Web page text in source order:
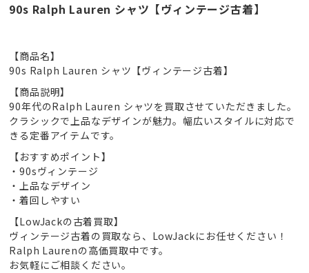
90s Ralph Lauren シャツ【ヴィンテージ古着】
【商品名】
90s Ralph Lauren シャツ【ヴィンテージ古着】
【商品説明】
90年代のRalph Lauren シャツを買取させていただきました。
クラシックで上品なデザインが魅力。幅広いスタイルに対応で
きる定番アイテムです。
【おすすめポイント】
・90sヴィンテージ
・上品なデザイン
・着回しやすい
【LowJackの古着買取】
ヴィンテージ古着の買取なら、LowJackにお任せください！
Ralph Laurenの高価買取中です。
お気軽にご相談ください。